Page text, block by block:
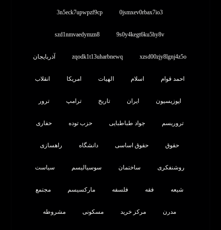
0jsmxev0rbax7io3
3n5eck7upwpzf9cp
9s0y4kegt6ku5hy8v
szd1nmvaedymzn8
xzsd00zjy8lgnj4z5o
zqodk1t13uharbnewq آذربایجان
احمد قوام اسلام الهیات امریکا انقلاب
اپوزیسیون ایران تاریخ ترامپ ترور
تروریسم جواد طباطبایی حزب توده حفاری
حقوق حقوق اساسی دانشگاه راهسازی
روشنفکری ساختمان سوسیالیسم سیاست
شیعه فقه فلسفه مارکسیسم مجتمع
مدرن مرکز خرید مسکونی مشروطه